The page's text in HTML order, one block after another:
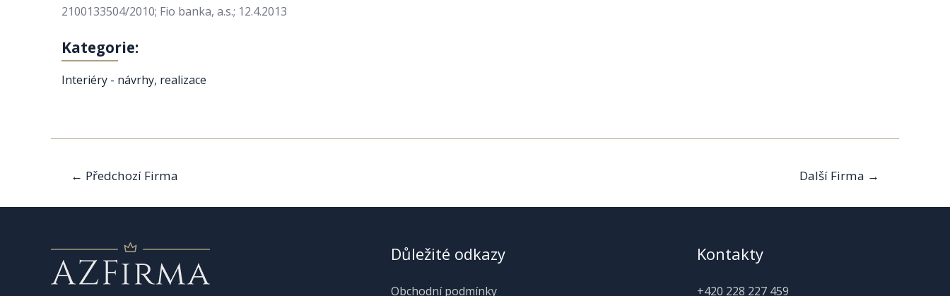
2100133504/2010; Fio banka, a.s.; 12.4.2013
Kategorie:
Interiéry - návrhy, realizace
Navigace
pro
příspěvek
← Předchozí Firma Další Firma →
Důležité odkazy
Obchodní podmínky
Kontakty
+420 228 227 459